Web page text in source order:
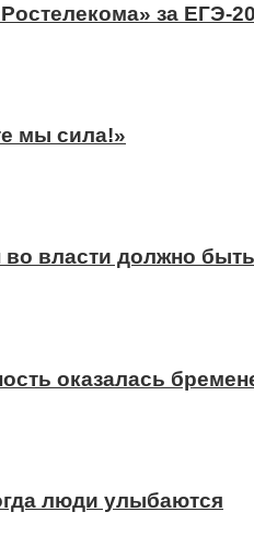
за ЕГЭ-
мы сила!»
власти должно
оказалась
люди улыбаются